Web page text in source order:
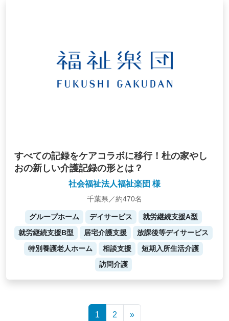
すべての記録をケアコラボに移行！杜の家やし
おの新しい介護記録の形とは？
社会福祉法人福祉楽団 様
千葉県／約470名
グループホーム デイサービス
就労継続支援A型
就労継続支援B型
居宅介護支援
放課後等デイサービス
特別養護老人ホーム
相談支援
短期入所生活介護
訪問介護
1 2 »